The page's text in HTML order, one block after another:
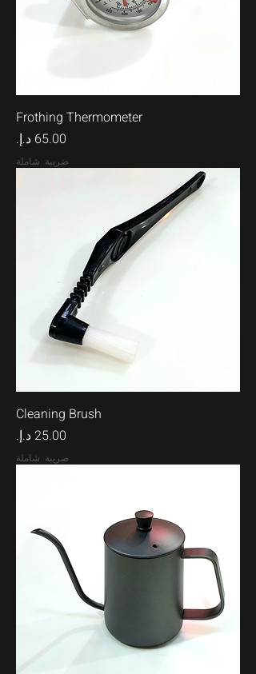
Frothing Thermometer
السعر
ضريبة شاملة
Cleaning Brush
السعر
ضريبة شاملة